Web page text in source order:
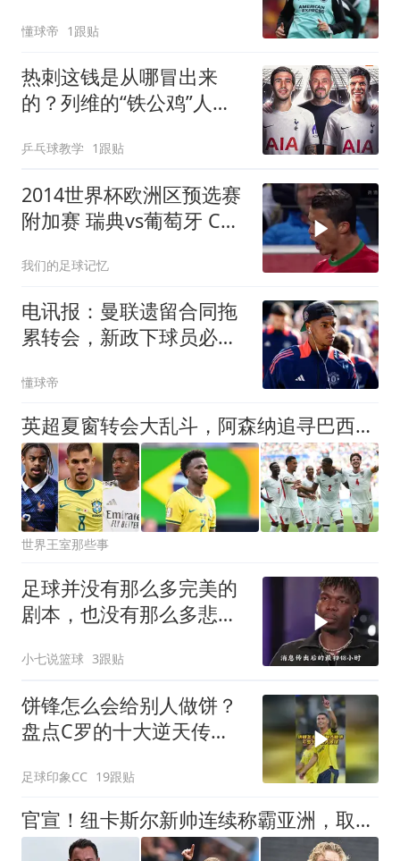
懂球帝 1跟贴
热刺这钱是从哪冒出来
的？列维的“铁公鸡”人
乒乓球教学 1跟贴
2014世界杯欧洲区预选赛
附加赛 瑞典vs葡萄牙 C罗
我们的足球记忆
电讯报：曼联遗留合同拖
累转会，新政下球员必须
懂球帝
英超夏窗转会大乱斗，阿森纳追寻巴西天王受挫，曼联六千万报价遭拒
世界王室那些事
足球并没有那么多完美的
剧本，也没有那么多悲观
暖着这个足球世界
小七说篮球 3跟贴
饼锋怎么会给别人做饼？
盘点C罗的十大逆天传
足球印象CC 19跟贴
官宣！纽卡斯尔新帅连续称霸亚洲，取代伊萨克的中锋，可能要离队